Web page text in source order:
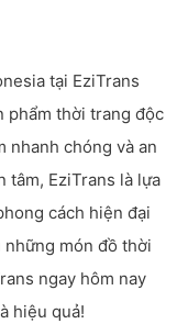
tại EziTrans
phẩm thời trang độc
nhanh chóng và an
tâm, EziTrans là lựa
cách hiện đại
món đồ thời
ngay hôm nay
hiệu quả!